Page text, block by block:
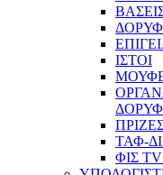
ΙΣΤΟΙ
ΤΑΦ-
ΦΙΣ